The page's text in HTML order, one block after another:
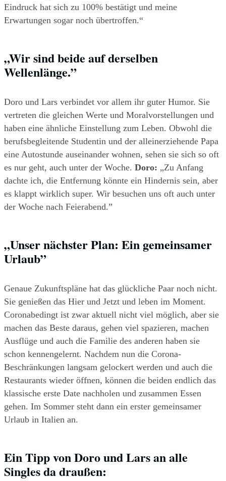
Eindruck hat sich zu 100% bestätigt und meine
Erwartungen sogar noch übertroffen.“
„Wir sind beide auf derselben
Wellenlänge.”
Doro und Lars verbindet vor allem ihr guter Humor. Sie
vertreten die gleichen Werte und Moralvorstellungen und
haben eine ähnliche Einstellung zum Leben. Obwohl die
berufsbegleitende Studentin und der alleinerziehende Papa
eine Autostunde auseinander wohnen, sehen sie sich so oft
es nur geht, auch unter der Woche. Doro: „Zu Anfang
dachte ich, die Entfernung könnte ein Hindernis sein, aber
es klappt wirklich super. Wir besuchen uns oft auch unter
der Woche nach Feierabend.”
„Unser nächster Plan: Ein gemeinsamer
Urlaub”
Genaue Zukunftspläne hat das glückliche Paar noch nicht.
Sie genießen das Hier und Jetzt und leben im Moment.
Coronabedingt ist zwar aktuell nicht viel möglich, aber sie
machen das Beste daraus, gehen viel spazieren, machen
Ausflüge und auch die Familie des anderen haben sie
schon kennengelernt. Nachdem nun die Corona-
Beschränkungen langsam gelockert werden und auch die
Restaurants wieder öffnen, können die beiden endlich das
klassische erste Date nachholen und zusammen Essen
gehen. Im Sommer steht dann ein erster gemeinsamer
Urlaub in Italien an.
Ein Tipp von Doro und Lars an alle
Singles da draußen: